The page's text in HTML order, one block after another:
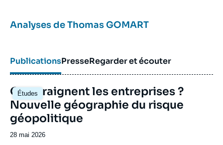
Analyses deThomas GOMART
PublicationsPresseRegarder et écouter
Études
Image
principale
Que craignent les entreprises ?
Nouvelle géographie du risque
géopolitique
Date
28 mai 2026